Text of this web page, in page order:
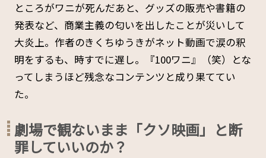
ところがワニが死んだあと、グッズの販売や書籍の
発表など、商業主義の匂いを出したことが災いして
大炎上。作者のきくちゆうきがネット動画で涙の釈
明をするも、時すでに遅し。『100ワニ』（笑）とな
ってしまうほど残念なコンテンツと成り果ててい
た。
劇場で観ないまま「クソ映画」と断
罪していいのか？